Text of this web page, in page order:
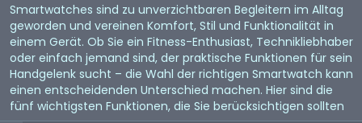
Smartwatches sind zu unverzichtbaren Begleitern im Alltag
geworden und vereinen Komfort, Stil und Funktionalität in
einem Gerät. Ob Sie ein Fitness-Enthusiast, Technikliebhaber
oder einfach jemand sind, der praktische Funktionen für sein
Handgelenk sucht – die Wahl der richtigen Smartwatch kann
einen entscheidenden Unterschied machen. Hier sind die
fünf wichtigsten Funktionen, die Sie berücksichtigen sollten